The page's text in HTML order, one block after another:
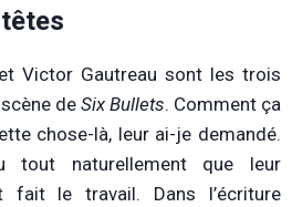
Victor Gautreau sont les trois
de Six Bullets. Comment ça
chose-là, leur ai-je demandé.
tout naturellement que leur
fait le travail. Dans l’écriture